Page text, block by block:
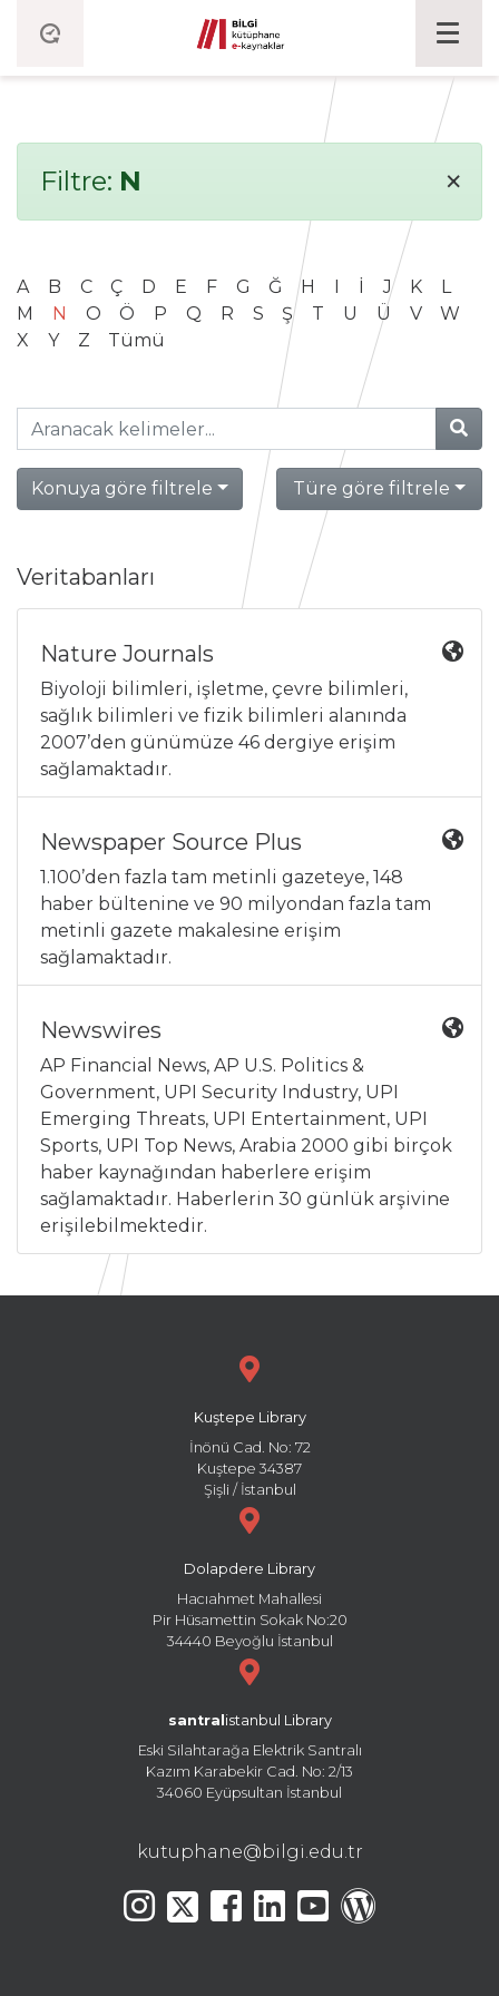
Filtre: N ×
A B C Ç D E F G Ğ H I İ J K
L
M
N O Ö P Q R S Ş T U Ü V
W
X
Y Z Tümü
Konuya göre filtrele Türe göre filtrele
Veritabanları
Nature Journals
Biyoloji bilimleri, işletme, çevre bilimleri,
sağlık bilimleri ve fizik bilimleri alanında
2007’den günümüze 46 dergiye erişim
sağlamaktadır.
Newspaper Source Plus
1.100’den fazla tam metinli gazeteye, 148
haber bültenine ve 90 milyondan fazla tam
metinli gazete makalesine erişim
sağlamaktadır.
Newswires
AP Financial News, AP U.S. Politics &
Government, UPI Security Industry, UPI
Emerging Threats, UPI Entertainment, UPI
Sports, UPI Top News, Arabia 2000 gibi birçok
haber kaynağından haberlere erişim
sağlamaktadır. Haberlerin 30 günlük arşivine
erişilebilmektedir.
Kuştepe Library
İnönü Cad. No: 72
Kuştepe 34387
Şişli / İstanbul
Dolapdere Library
Hacıahmet Mahallesi
Pir Hüsamettin Sokak No:20
34440 Beyoğlu İstanbul
santral istanbul Library
Eski Silahtarağa Elektrik Santralı
Kazım Karabekir Cad. No: 2/13
34060 Eyüpsultan İstanbul
kutuphane@bilgi.edu.tr